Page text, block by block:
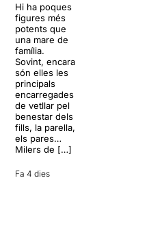
Hi ha poques
figures més
potents que
una mare de
família.
Sovint, encara
són elles les
principals
encarregades
de vetllar pel
benestar dels
fills, la parella,
els pares…
Milers de […]
Fa 4 dies